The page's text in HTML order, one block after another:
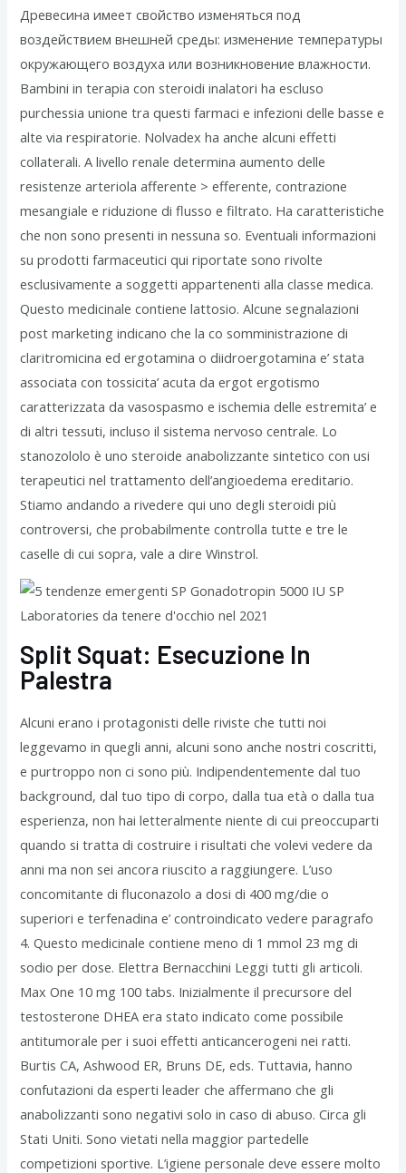
Древесина имеет свойство изменяться под
воздействием внешней среды: изменение температуры
окружающего воздуха или возникновение влажности.
Bambini in terapia con steroidi inalatori ha escluso
purchessia unione tra questi farmaci e infezioni delle basse e
alte via respiratorie. Nolvadex ha anche alcuni effetti
collaterali. A livello renale determina aumento delle
resistenze arteriola afferente > efferente, contrazione
mesangiale e riduzione di flusso e filtrato. Ha caratteristiche
che non sono presenti in nessuna so. Eventuali informazioni
su prodotti farmaceutici qui riportate sono rivolte
esclusivamente a soggetti appartenenti alla classe medica.
Questo medicinale contiene lattosio. Alcune segnalazioni
post marketing indicano che la co somministrazione di
claritromicina ed ergotamina o diidroergotamina e’ stata
associata con tossicita’ acuta da ergot ergotismo
caratterizzata da vasospasmo e ischemia delle estremita’ e
di altri tessuti, incluso il sistema nervoso centrale. Lo
stanozololo è uno steroide anabolizzante sintetico con usi
terapeutici nel trattamento dell’angioedema ereditario.
Stiamo andando a rivedere qui uno degli steroidi più
controversi, che probabilmente controlla tutte e tre le
caselle di cui sopra, vale a dire Winstrol.
Split Squat: Esecuzione In
Palestra
Alcuni erano i protagonisti delle riviste che tutti noi
leggevamo in quegli anni, alcuni sono anche nostri coscritti,
e purtroppo non ci sono più. Indipendentemente dal tuo
background, dal tuo tipo di corpo, dalla tua età o dalla tua
esperienza, non hai letteralmente niente di cui preoccuparti
quando si tratta di costruire i risultati che volevi vedere da
anni ma non sei ancora riuscito a raggiungere. L’uso
concomitante di fluconazolo a dosi di 400 mg/die o
superiori e terfenadina e’ controindicato vedere paragrafo
4. Questo medicinale contiene meno di 1 mmol 23 mg di
sodio per dose. Elettra Bernacchini Leggi tutti gli articoli.
Max One 10 mg 100 tabs. Inizialmente il precursore del
testosterone DHEA era stato indicato come possibile
antitumorale per i suoi effetti anticancerogeni nei ratti.
Burtis CA, Ashwood ER, Bruns DE, eds. Tuttavia, hanno
confutazioni da esperti leader che affermano che gli
anabolizzanti sono negativi solo in caso di abuso. Circa gli
Stati Uniti. Sono vietati nella maggior partedelle
competizioni sportive. L’igiene personale deve essere molto